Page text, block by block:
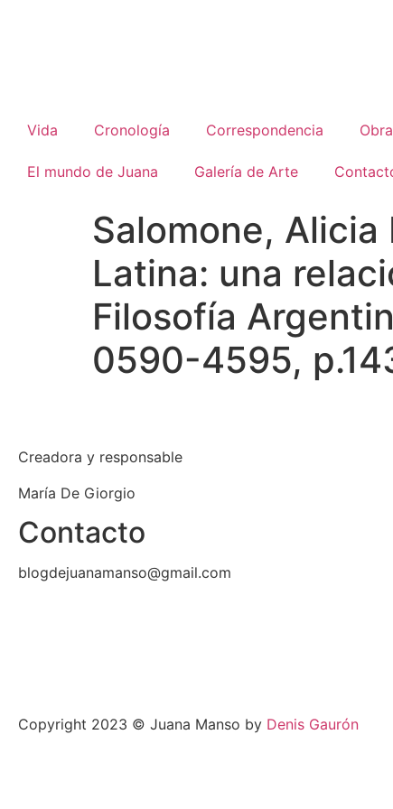
Vida Cronología Correspondencia
El mundo de Juana Galería de Arte
Salomone,
Latina: una
Filosofía
0590-4595,
Creadora y responsable
María De Giorgio
Contacto
blogdejuanamanso@gmail.com
Copyright 2023 © Juana Manso by Denis Gaurón